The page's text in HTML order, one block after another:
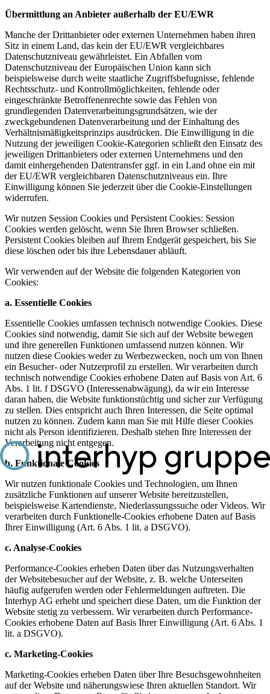
Übermittlung an Anbieter außerhalb der EU/EWR
Manche der Drittanbieter oder externen Unternehmen haben ihren
Sitz in einem Land, das kein der EU/EWR vergleichbares
Datenschutzniveau gewährleistet. Ein Abfallen vom
Datenschutzniveau der Europäischen Union kann sich
beispielsweise durch weite staatliche Zugriffsbefugnisse, fehlende
Rechtsschutz- und Kontrollmöglichkeiten, fehlende oder
eingeschränkte Betroffenenrechte sowie das Fehlen von
grundlegenden Datenverarbeitungsgrundsätzen, wie der
zweckgebundenen Datenverarbeitung und der Einhaltung des
Verhältnismäßigkeitsprinzips ausdrücken. Die Einwilligung in die
Nutzung der jeweiligen Cookie-Kategorien schließt den Einsatz des
jeweiligen Drittanbieters oder externen Unternehmens und den
damit einhergehenden Datentransfer ggf. in ein Land ohne ein mit
der EU/EWR vergleichbaren Datenschutzniveaus ein. Ihre
Einwilligung können Sie jederzeit über die Cookie-Einstellungen
widerrufen.
Wir nutzen Session Cookies und Persistent Cookies: Session
Cookies werden gelöscht, wenn Sie Ihren Browser schließen.
Persistent Cookies bleiben auf Ihrem Endgerät gespeichert, bis Sie
diese löschen oder bis ihre Lebensdauer abläuft.
Wir verwenden auf der Website die folgenden Kategorien von
Cookies:
a. Essentielle Cookies
Essentielle Cookies umfassen technisch notwendige Cookies. Diese
Cookies sind notwendig, damit Sie sich auf der Website bewegen
und ihre generellen Funktionen umfassend nutzen können. Wir
nutzen diese Cookies weder zu Werbezwecken, noch um von Ihnen
ein Besucher- oder Nutzerprofil zu erstellen. Wir verarbeiten durch
technisch notwendige Cookies erhobene Daten auf Basis von Art. 6
Abs. 1 lit. f DSGVO (Interessenabwägung), da wir ein Interesse
daran haben, die Website funktionstüchtig und sicher zur Verfügung
zu stellen. Dies entspricht auch Ihren Interessen, die Seite optimal
nutzen zu können. Zudem kann man Sie mit Hilfe dieser Cookies
nicht als Person identifizieren. Deshalb stehen Ihre Interessen der
Verarbeitung nicht entgegen.
b. Funktionale Cookies
Wir nutzen funktionale Cookies und Technologien, um Ihnen
zusätzliche Funktionen auf unserer Website bereitzustellen,
beispielsweise Kartendienste, Niederlassungssuche oder Videos. Wir
verarbeiten durch Funktionelle-Cookies erhobene Daten auf Basis
Ihrer Einwilligung (Art. 6 Abs. 1 lit. a DSGVO).
c. Analyse-Cookies
Performance-Cookies erheben Daten über das Nutzungsverhalten
der Websitebesucher auf der Website, z. B. welche Unterseiten
häufig aufgerufen werden oder Fehlermeldungen auftreten. Die
Interhyp AG erhebt und speichert diese Daten, um die Funktion der
Website stetig zu verbessern. Wir verarbeiten durch Performance-
Cookies erhobene Daten auf Basis Ihrer Einwilligung (Art. 6 Abs. 1
lit. a DSGVO).
c. Marketing-Cookies
Marketing-Cookies erheben Daten über Ihre Besuchsgewohnheiten
auf der Website und näherungswiese Ihren aktuellen Standort. Wir